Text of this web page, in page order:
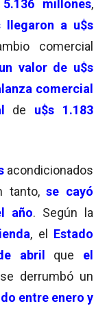
millones,
llegaron a u$s
comercial
valor de u$s
comercial
de u$s 1.183
acondicionados
tanto,se cayó
año. Según la
, el Estado
abril
que el
se derrumbó un
entre enero y